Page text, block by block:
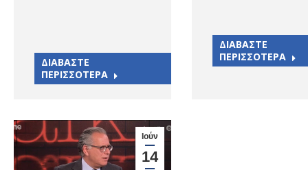
ΔΙΑΒΑΣΤΕ
ΠΕΡΙΣΣΟΤΕΡΑ
ΔΙΑΒΑΣΤΕ
ΠΕΡΙΣΣΟΤΕΡΑ
Ιούν
14